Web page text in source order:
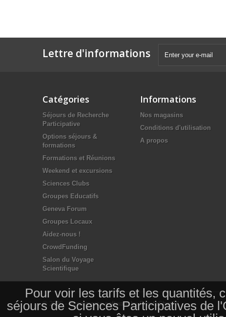
Pour voir les tarifs et les quantités,
séjours de Sciences Participatives de
Lettre d'informations
Catégories
Séjours de Recherche
Participative
Options séjours &
formations
Formations et Réunions
Weekend et excursions
Sciences Clubs
Groupes Educatifs
Geneva Forum
Groupes Locaux
Aidez-nous !
CrowdFunding
Salon du Voyage
Scientifique
Informations
Nos magasins
Conditions d'utilisation
A propos
© 2026 - Ecommerce software by PrestaShop™